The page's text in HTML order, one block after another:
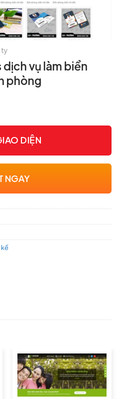
ty
vụ làm biển
phòng
DIỆN
NGAY
kế